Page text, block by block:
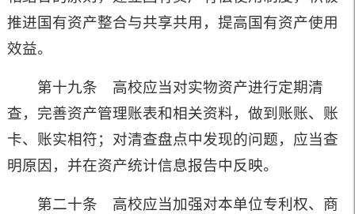
推进国有资产整合与共享共用，提高国有资产使用
效益。
第十九条 高校应当对实物资产进行定期清
查，完善资产管理账表和相关资料，做到账账、账
卡、账实相符；对清查盘点中发现的问题，应当查
明原因，并在资产统计信息报告中反映。
第二十条 高校应当加强对本单位专利权、商